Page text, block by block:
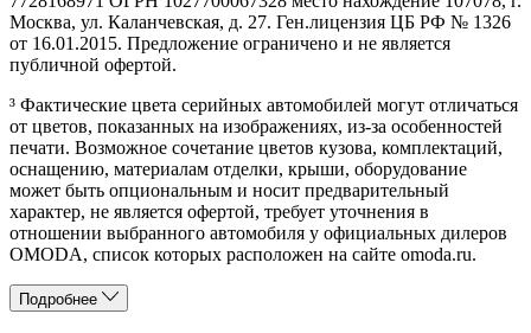
Москва, ул. Каланчевская, д. 27. Ген.лицензия ЦБ РФ № 1326
от 16.01.2015. Предложение ограничено и не является
публичной офертой.
³ Фактические цвета серийных автомобилей могут отличаться
от цветов, показанных на изображениях, из-за особенностей
печати. Возможное сочетание цветов кузова, комплектаций,
оснащению, материалам отделки, крыши, оборудование
может быть опциональным и носит предварительный
характер, не является офертой, требует уточнения в
отношении выбранного автомобиля у официальных дилеров
OMODA, список которых расположен на сайте omoda.ru.
Подробнее